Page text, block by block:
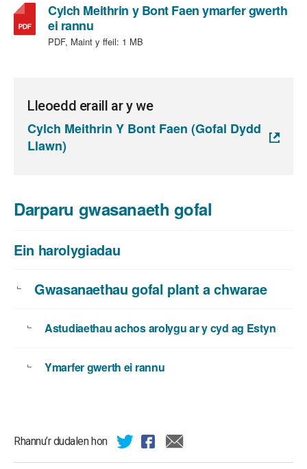
Cylch Meithrin y Bont Faen ymarfer gwerth
ei rannu,
math
maint
ffeil:
1
PDF, Maint y ffeil: 1 MB
Lleoedd eraill ar y we
Cylch Meithrin Y Bont Faen (Gofal Dydd
Llawn)
Darparu gwasanaeth gofal
Ein harolygiadau
Gwasanaethau gofal plant a chwarae
Astudiaethau achos arolygu ar y cyd ag Estyn
Ymarfer gwerth ei rannu
Rhannu’r dudalen hon